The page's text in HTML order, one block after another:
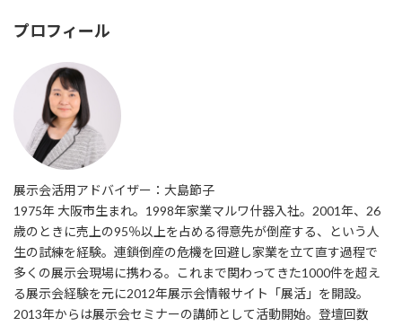
プロフィール
展示会活用アドバイザー：大島節子
1975年 大阪市生まれ。1998年家業マルワ什器入社。2001年、26
歳のときに売上の95％以上を占める得意先が倒産する、という人
生の試練を経験。連鎖倒産の危機を回避し家業を立て直す過程で
多くの展示会現場に携わる。これまで関わってきた1000件を超え
る展示会経験を元に2012年展示会情報サイト「展活」を開設。
2013年からは展示会セミナーの講師として活動開始。登壇回数